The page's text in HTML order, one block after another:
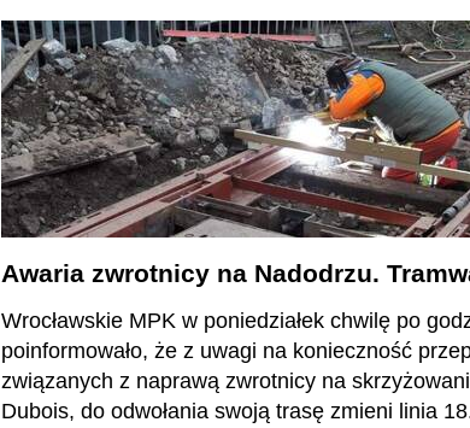
Awaria zwrotnicy na Nadodrzu.
Wrocławskie MPK w poniedziałek chwilę po
poinformowało, że z uwagi na konieczność
związanych z naprawą zwrotnicy na
Dubois, do odwołania swoją trasę zmieni linia